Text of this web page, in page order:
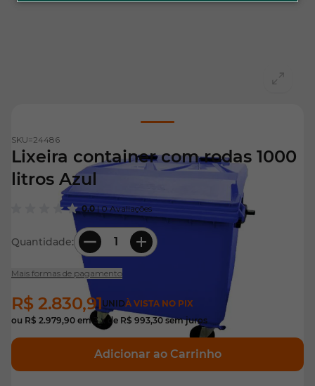
0.0 | 0 Avaliações
SKU=24486
Lixeira container com rodas 1000
litros Azul
Quantidade:
Mais formas de pagamento
R$ 2.830,91UNIDÀ VISTA NO PIX
ou R$ 2.979,90 em 3 x de R$ 993,30sem juros
Adicionar ao Carrinho